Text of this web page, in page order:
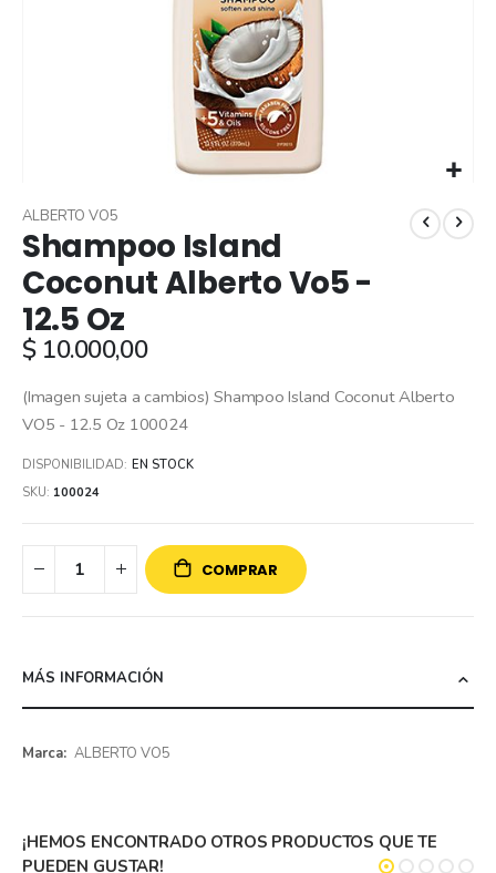
to
the
beginning
of
the
images
gallery
Shampoo Island
Coconut Alberto Vo5 -
12.5 Oz
ALBERTO VO5
$ 10.000,00
(Imagen sujeta a cambios) Shampoo Island Coconut Alberto
VO5 - 12.5 Oz 100024
DISPONIBILIDAD: EN STOCK
SKU 100024
COMPRAR
MÁS INFORMACIÓN
Más
ALBERTO VO5
¡HEMOS ENCONTRADO OTROS PRODUCTOS QUE TE
PUEDEN GUSTAR!